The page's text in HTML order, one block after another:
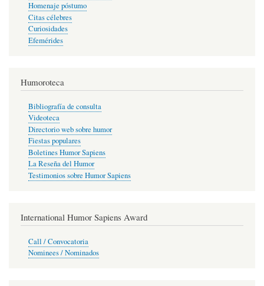
Homenaje póstumo
Citas célebres
Curiosidades
Efemérides
Humoroteca
Bibliografía de consulta
Videoteca
Directorio web sobre humor
Fiestas populares
Boletines Humor Sapiens
La Reseña del Humor
Testimonios sobre Humor Sapiens
International Humor Sapiens Award
Call / Convocatoria
Nominees / Nominados